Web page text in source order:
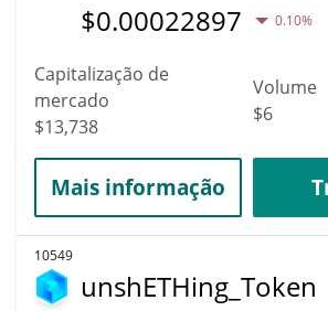
$0.00022897 0.10%
Capitalização de
mercado
$13,738
Volume
$6
Mais informação
10549
unshETHing_Token